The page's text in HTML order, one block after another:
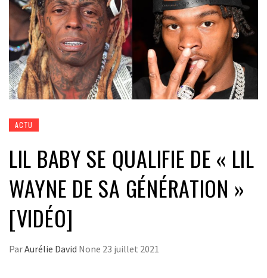
ACTU
LIL BABY SE QUALIFIE DE « LIL
WAYNE DE SA GÉNÉRATION »
[VIDÉO]
ParAurélie David None 23 juillet 2021